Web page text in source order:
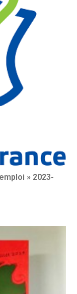
» 2023-